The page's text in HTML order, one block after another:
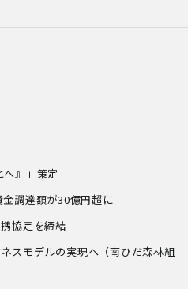
』」策定
調達額が30億円超に
協定を締結
スモデルの実現へ（南ひだ森林組